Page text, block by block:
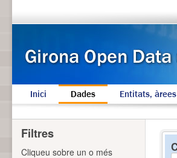
Inici Dades Entitats,
Filtres
Cliqueu sobre un o més